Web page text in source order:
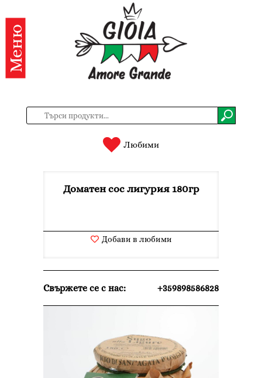
Категории
Продукти
нас
Вход
Регистрация
EN
Меню
Любими
Доматен сос лигурия 180гр
Добави в любими
Свържете се с нас: +359898586828